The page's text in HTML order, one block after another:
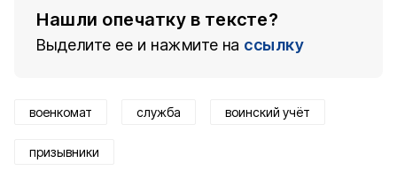
Нашли опечатку в тексте?
Выделите ее и нажмите на ссылку
военкомат служба воинский учёт
призывники